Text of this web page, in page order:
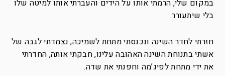
במקום שלי, הרמתי אותו על הידים והעברתי אותו למיטה שלו
בלי שיתעורר.
חזרתי לחדר השינה ונכנסתי מתחת לשמיכה, נצמדתי לגבה של
אשתי בתנוחת השינה האהובה עלינו, חבקתי אותה, החדרתי
את ידי מתחת לפיג’מה וחפנתי את שדה.